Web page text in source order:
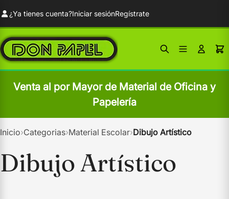
¿Ya tienes cuenta?Iniciar sesiónRegístrate
Venta al por Mayor de Material de Oficina y
Papelería
Inicio›Categorias›Material Escolar›Dibujo Artístico
Dibujo Artístico